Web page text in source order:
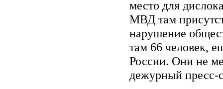
место для
МВД там
нарушение
там 66 человек,
России. Они не
дежурный пресс-